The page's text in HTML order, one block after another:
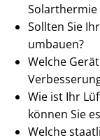
Sollten Sie
umbauen?
Welche
Wie ist Ihr
können Sie
Welche